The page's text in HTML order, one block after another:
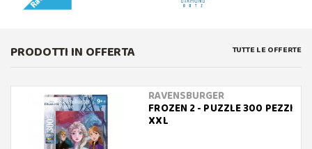
PRODOTTI IN OFFERTA TUTTE LE OFFERTE
RAVENSBURGER
FROZEN 2 - PUZZLE 300 PEZZI
XXL